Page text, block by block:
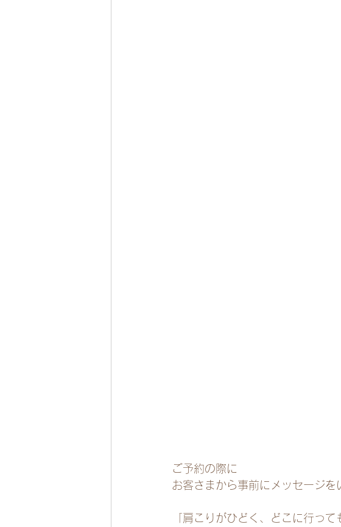
ご予約の際に
お客さまから事前にメッセージを
「肩こりがひどく、どこに行って